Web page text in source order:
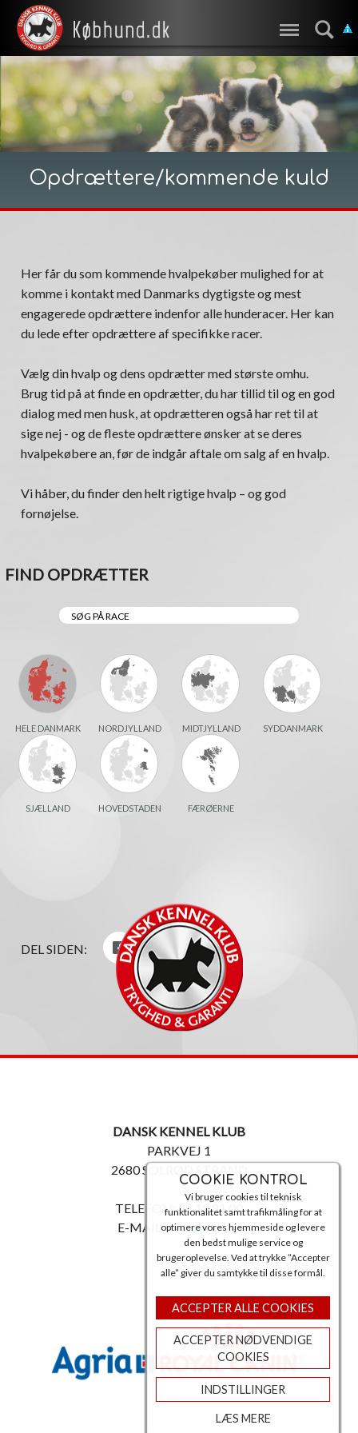
COOKIE KONTROL
Vi bruger cookies til teknisk
funktionalitet samt trafikmåling for at
optimere vores hjemmeside og levere
den bedst mulige service og
brugeroplevelse. Ved at trykke ”Accepter
alle” giver du samtykke til disse formål.
ACCEPTER ALLE COOKIES
ACCEPTER NØDVENDIGE
COOKIES
INDSTILLINGER
LÆS MERE
Opdrættere/kommende kuld
Her får du som kommende hvalpekøber mulighed for at
komme i kontakt med Danmarks dygtigste og mest
engagerede opdrættere indenfor alle hunderacer. Her kan
du lede efter opdrættere af specifikke racer.
Vælg din hvalp og dens opdrætter med største omhu.
Brug tid på at finde en opdrætter, du har tillid til og en god
dialog med men husk, at opdrætteren også har ret til at
sige nej - og de fleste opdrættere ønsker at se deres
hvalpekøbere an, før de indgår aftale om salg af en hvalp.
Vi håber, du finder den helt rigtige hvalp – og god
fornøjelse.
FIND OPDRÆTTER
HELE DANMARK NORDJYLLAND MIDTJYLLAND SYDDANMARK
SJÆLLAND HOVEDSTADEN FÆRØERNE
DEL SIDEN:
DANSK KENNEL KLUB
PARKVEJ 1
2680 SOLRØD STRAND
TELEFON: 56 18 81 00
E-MAIL:post@dkk.dk